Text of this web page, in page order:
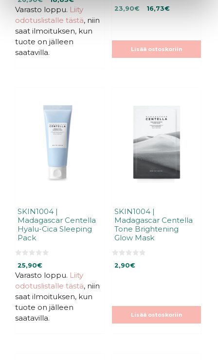
5
:
s
t
hinta
oli:
26,90€.
hinta
on:
26,90€.
Varasto loppu. Liity
odotuslistalle tästä, niin
saat ilmoituksen, kun
tuote on jälleen
saatavilla.
5Alkuperäinen
23,90€Nykyinen
16,73€
Lisää ostoskoriin
SKIN1004 |
Madagascar Centella
Hyalu-Cica Sleeping
Pack
0
5
:
s
t
25,90€
Varasto loppu. Liity
odotuslistalle tästä, niin
saat ilmoituksen, kun
tuote on jälleen
saatavilla.
SKIN1004 |
Madagascar Centella
Tone Brightening
Glow Mask
0
52,90€
Lisää ostoskoriin